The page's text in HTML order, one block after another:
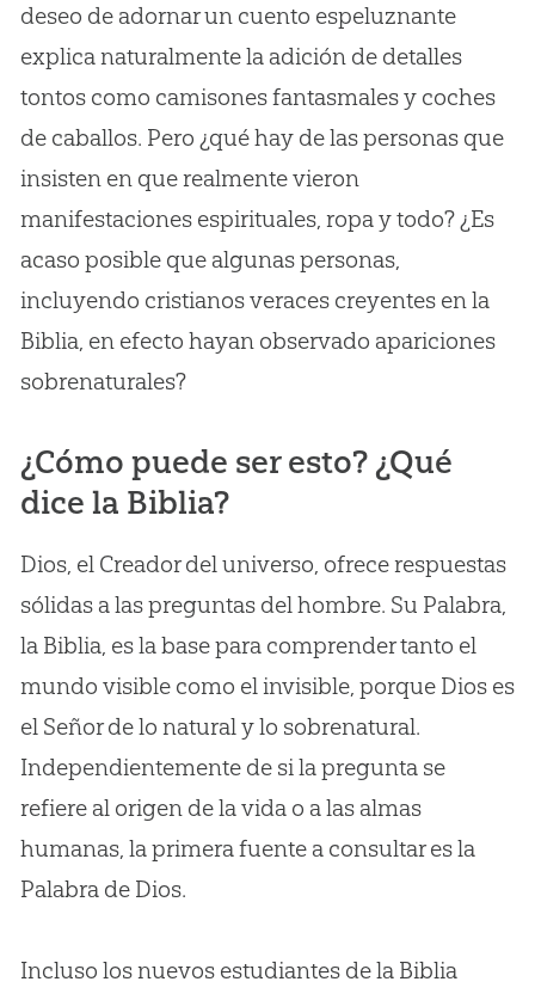
deseo de adornar un cuento espeluznante
explica naturalmente la adición de detalles
tontos como camisones fantasmales y coches
de caballos. Pero ¿qué hay de las personas que
insisten en que realmente vieron
manifestaciones espirituales, ropa y todo? ¿Es
acaso posible que algunas personas,
incluyendo cristianos veraces creyentes en la
Biblia, en efecto hayan observado apariciones
sobrenaturales?
¿Cómo puede ser esto? ¿Qué
dice la Biblia?
Dios, el Creador del universo, ofrece respuestas
sólidas a las preguntas del hombre. Su Palabra,
la Biblia, es la base para comprender tanto el
mundo visible como el invisible, porque Dios es
el Señor de lo natural y lo sobrenatural.
Independientemente de si la pregunta se
refiere al origen de la vida o a las almas
humanas, la primera fuente a consultar es la
Palabra de Dios.
Incluso los nuevos estudiantes de la Biblia